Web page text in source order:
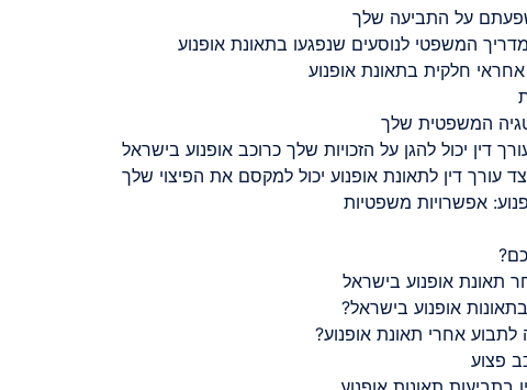
על התביעה שלך
המשפטי לנוסעים שנפגעו בתאונת אופנוע
חלקית בתאונת אופנוע
המשפטית שלך
דין יכול להגן על הזכויות שלך כרוכב אופנוע בישראל
עורך דין לתאונת אופנוע יכול למקסם את הפיצוי שלך
אפשרויות משפטיות
תאונת אופנוע בישראל
אופנוע בישראל?
לתבוע אחרי תאונת אופנוע?
פצוע